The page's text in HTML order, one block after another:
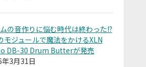
の音作りに悩む時代は終わった!?
モジュールで魔法をかけるXLN
DB-30 Drum Butterが発売
3月31日